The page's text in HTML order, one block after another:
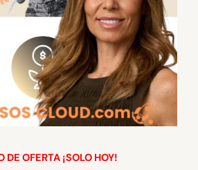
DE OFERTA ¡SOLO HOY!